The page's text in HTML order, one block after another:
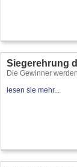
Siegerehrung
Die Gewinner
lesen sie mehr...